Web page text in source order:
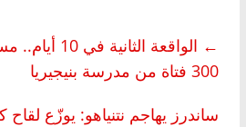
←
الواقعة
300 فتاة من مدرسة بنيجيريا
ساندرز يهاجم نتنياهو: يوزّع